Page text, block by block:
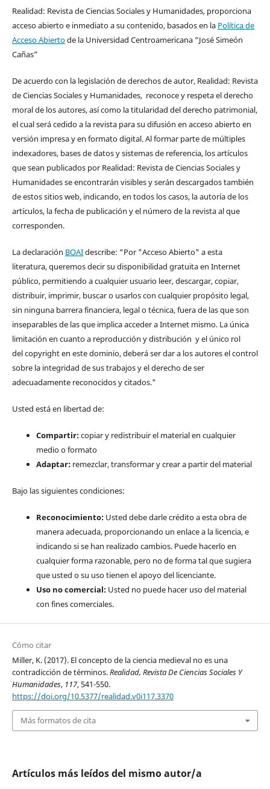
Realidad: Revista de Ciencias Sociales y Humanidades, proporciona
acceso abierto e inmediato a su contenido, basados en la Política de
Acceso Abiertode la Universidad Centroamericana “José Simeón
Cañas”
De acuerdo con la legislación de derechos de autor, Realidad: Revista
de Ciencias Sociales y Humanidades, reconoce y respeta el derecho
moral de los autores, así como la titularidad del derecho patrimonial,
el cual será cedido a la revista para su difusión en acceso abierto en
versión impresa y en formato digital. Al formar parte de múltiples
indexadores, bases de datos y sistemas de referencia, los artículos
que sean publicados por Realidad: Revista de Ciencias Sociales y
Humanidades se encontrarán visibles y serán descargados también
de estos sitios web, indicando, en todos los casos, la autoría de los
artículos, la fecha de publicación y el número de la revista al que
corresponden.
La declaración BOAIdescribe: “Por "Acceso Abierto" a esta
literatura, queremos decir su disponibilidad gratuita en Internet
público, permitiendo a cualquier usuario leer, descargar, copiar,
distribuir, imprimir, buscar o usarlos con cualquier propósito legal,
sin ninguna barrera financiera, legal o técnica, fuera de las que son
inseparables de las que implica acceder a Internet mismo. La única
limitación en cuanto a reproducción y distribución y el único rol
del copyright en este dominio, deberá ser dar a los autores el control
sobre la integridad de sus trabajos y el derecho de ser
adecuadamente reconocidos y citados."
Usted está en libertad de:
Compartir:copiar y redistribuir el material en cualquier
medio o formato
Adaptar:remezclar, transformar y crear a partir del material
Bajo las siguientes condiciones:
Reconocimiento:Usted debe darle crédito a esta obra de
manera adecuada, proporcionando un enlace a la licencia, e
indicando si se han realizado cambios. Puede hacerlo en
cualquier forma razonable, pero no de forma tal que sugiera
que usted o su uso tienen el apoyo del licenciante.
Uso no comercial:Usted no puede hacer uso del material
con fines comerciales.
Cómo citar
Miller, K. (2017). El concepto de la ciencia medieval no es una
contradicción de términos.Realidad, Revista De Ciencias Sociales Y
Humanidades, 117, 541-550.
https://doi.org/10.5377/realidad.v0i117.3370
Más formatos de cita
Artículos más leídos del mismo autor/a